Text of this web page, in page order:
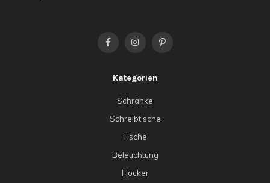
Kategorien
Schränke
Schreibtische
Tische
Beleuchtung
Hocker